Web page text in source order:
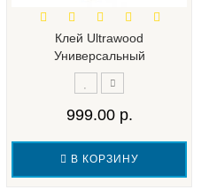
Клей Ultrawood
Универсальный
999.00 р.
В КОРЗИНУ